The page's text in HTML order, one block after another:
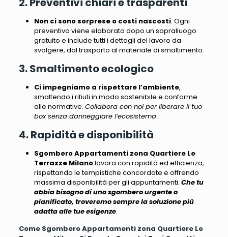
Non ci sono sorprese o costi nascosti. Ogni
preventivo viene elaborato dopo un sopralluogo
gratuito e include tutti i dettagli del lavoro da
svolgere, dal trasporto al materiale di smaltimento.
3. Smaltimento ecologico
Ci impegniamo a rispettare l’ambiente,
smaltendo i rifiuti in modo sostenibile e conforme
alle normative. Collabora con noi per liberare il tuo
box senza danneggiare l’ecosistema.
4. Rapidità e disponibilità
Sgombero Appartamenti zona Quartiere Le
Terrazze Milanolavora con rapidità ed efficienza,
rispettando le tempistiche concordate e offrendo
massima disponibilità per gli appuntamenti. Che tu
abbia bisogno di uno sgombero urgente o
pianificato, troveremo sempre la soluzione più
adatta alle tue esigenze.
Come Sgombero Appartamenti zona Quartiere Le